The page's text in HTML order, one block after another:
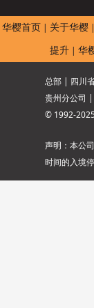
华樱首页 | 关于华樱 |
提升 | 华
总部 | 四川
贵州分公司
© 1992-
声明：本公
时间的入境